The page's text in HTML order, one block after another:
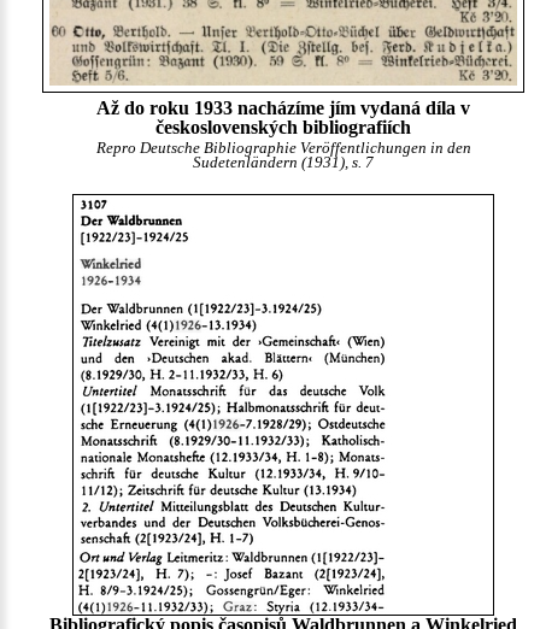
Až do roku 1933 nacházíme jím vydaná díla v
československých bibliografiích
Repro Deutsche Bibliographie Veröffentlichungen in den
Sudetenländern (1931), s. 7